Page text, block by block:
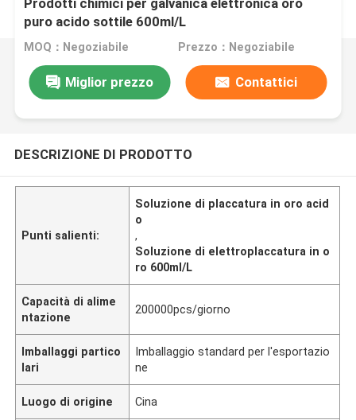
Prodotti chimici per galvanica elettronica oro
puro acido sottile 600ml/L
MOQ：Negoziabile Prezzo：Negoziabile
Miglior prezzo Contattici
DESCRIZIONE DI PRODOTTO
Punti salienti:
Soluzione di placcatura in oro acid
o
,
Soluzione di elettroplaccatura in o
ro 600ml/L
Capacità di alime
ntazione
200000pcs/giorno
Imballaggi partico
lari
Imballaggio standard per l'esportazio
ne
Luogo di origine Cina